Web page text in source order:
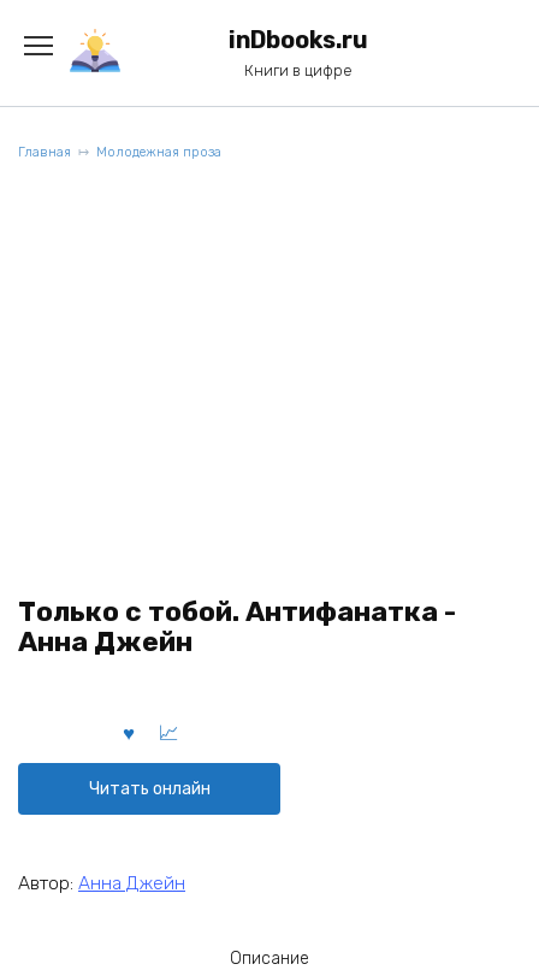
содержанию
inDbooks.ru
Книги в цифре
Главная Молодежная проза
Только с тобой. Антифанатка -
Анна Джейн
Читать онлайн
Автор: Анна Джейн
Описание